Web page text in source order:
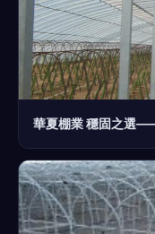
華夏棚業 穩固之選